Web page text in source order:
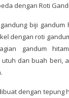
dengan Roti
biji
dengan roti
gandum
dan buah beri,
dengan